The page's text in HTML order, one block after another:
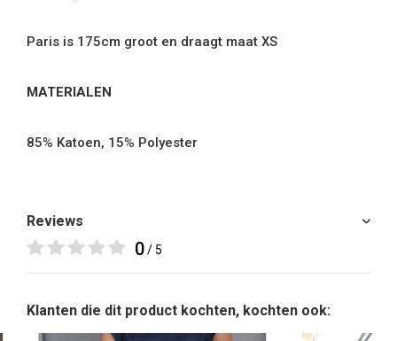
Paris is 175cm groot en draagt maat XS
MATERIALEN
85% Katoen, 15% Polyester
Reviews
0/ 5
Klanten die dit product kochten, kochten ook: